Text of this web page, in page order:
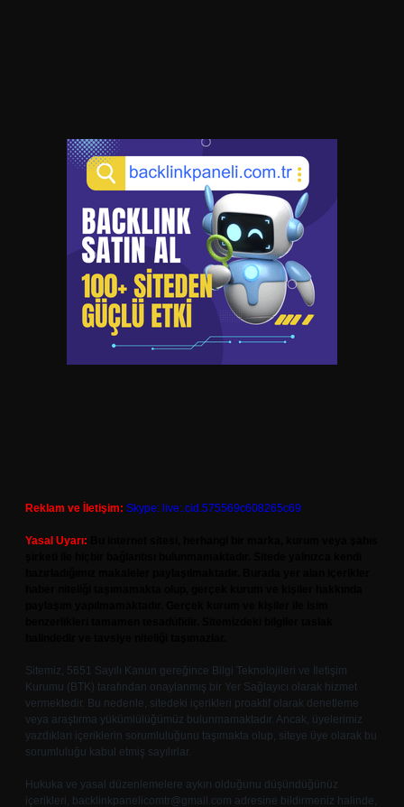
Reklam ve İletişim: Skype: live:.cid.575569c608265c69
Yasal Uyarı:
Sitemiz, 5651 Sayılı Kanun gereğince Bilgi Teknolojileri ve İletişim
Kurumu (BTK) tarafından onaylanmış bir Yer Sağlayıcı olarak hizmet
vermektedir. Bu nedenle, sitedeki içerikleri proaktif olarak denetleme
veya araştırma yükümlülüğümüz bulunmamaktadır. Ancak, üyelerimiz
yazdıkları içeriklerin sorumluluğunu taşımakta olup, siteye üye olarak bu
sorumluluğu kabul etmiş sayılırlar.
Hukuka ve yasal düzenlemelere aykırı olduğunu düşündüğünüz
içerikleri, backlinkpanelicomtr@gmail.com adresine bildirmeniz halinde,